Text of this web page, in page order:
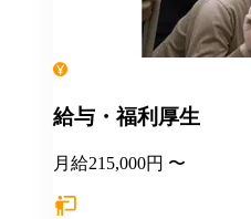
給与・福利厚生
月給215,000円 〜